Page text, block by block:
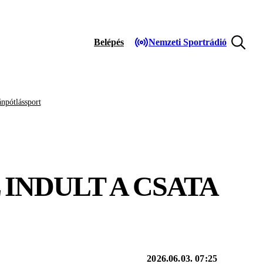
Belépés Nemzeti Sportrádió
A CSATA
2026.06.03. 07:25